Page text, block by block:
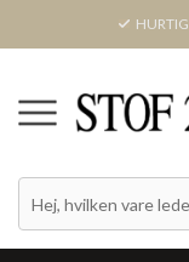
PRIS
FARVE